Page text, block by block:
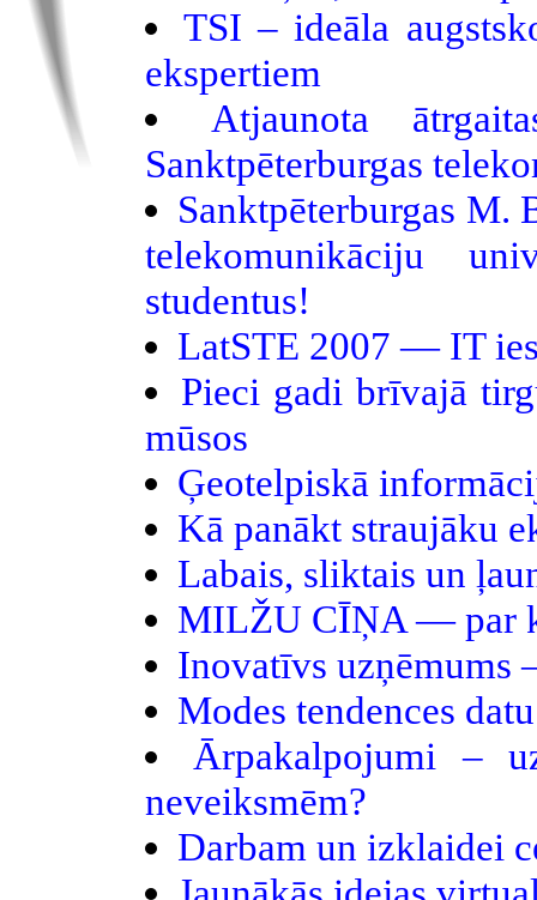
TSI – ideāla
ekspertiem
Atjaunota
Sanktpēterburgas
Sanktpēterburgas M.
telekomunikāciju
studentus!
LatSTE 2007 — IT
Pieci gadi brīvajā
mūsos
Ģeotelpiskā
Kā panākt straujāku
Labais, sliktais un
MILŽU CĪŅA — par
Inovatīvs uzņēmums
Modes tendences
Ārpakalpojumi –
neveiksmēm?
Darbam un izklaidei